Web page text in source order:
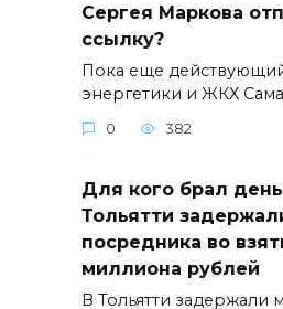
Сергея Маркова
ссылку?
Пока еще
энергетики и ЖКХ
0 382
Для кого брал
Тольятти
посредника во
миллиона рублей
В Тольятти задержали